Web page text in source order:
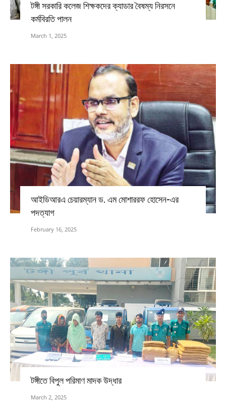
টঙ্গী সরকারি কলেজ শিক্ষকদের ক্যাডার বৈষম্য নিরসনে
কর্মবিরতি পালন
March 1, 2025
আইডিআরএ চেয়ারম্যান ড. এম মোশাররফ হোসেন-এর
পদত্যাগ
February 16, 2025
টঙ্গীতে বিপুল পরিমাণ মাদক উদ্ধার
March 2, 2025